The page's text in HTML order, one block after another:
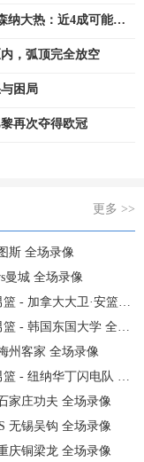
纳大热：近4成可能夺
，弧顶完全放空
困局
再次夺得欧冠
更多 >>
斯 全场录像
曼城 全场录像
卫·安篮球学院 全场录像
国东国大学 全场录像
州客家 全场录像
纳华丁闪电队 全场录像
家庄功夫 全场录像
无锡吴钩 全场录像
庆铜梁龙 全场录像